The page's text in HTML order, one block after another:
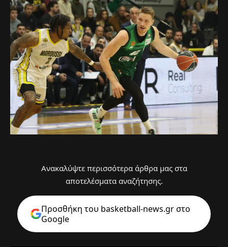
Ανακαλύψτε περισσότερα άρθρα μας στα
αποτελέσματα αναζήτησης.
Προσθήκη του basketball-news.gr στo
Google